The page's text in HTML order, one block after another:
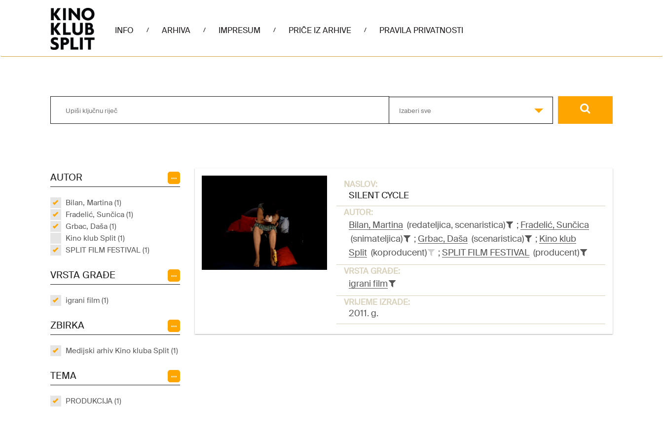
INFO / ARHIVA / IMPRESUM / PRIČE IZ ARHIVE / PRAVILA PRIVATNOSTI
Izaberi sve
AUTOR
Bilan, Martina (1)
Fradelić, Sunčica (1)
Grbac, Daša (1)
Kino klub Split (1)
SPLIT FILM FESTIVAL (1)
VRSTA GRAĐE
igrani film (1)
ZBIRKA
Medijski arhiv Kino kluba Split (1)
TEMA
PRODUKCIJA (1)
NASLOV:
SILENT CYCLE
AUTOR:
Bilan, Martina (redateljica, scenaristica) ; Fradelić, Sunčica
(snimateljica)
; Grbac, Daša (scenaristica) ; Kino klub
Split(koproducent) ;SPLIT FILM FESTIVAL(producent)
VRSTA GRAĐE:
igrani film
VRIJEME IZRADE:
2011. g.